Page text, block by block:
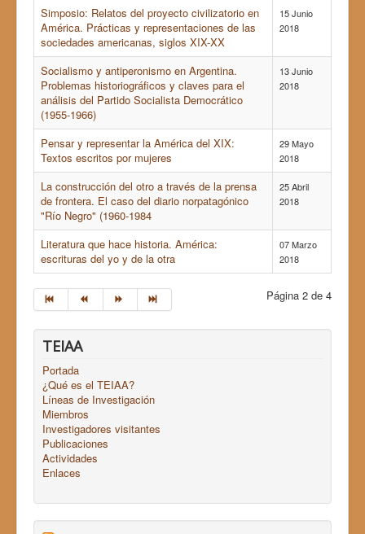
Simposio: Relatos del proyecto civilizatorio en
América. Prácticas y representaciones de las
sociedades americanas, siglos XIX-XX
15 Junio
2018
Socialismo y antiperonismo en Argentina.
Problemas historiográficos y claves para el
análisis del Partido Socialista Democrático
(1955-1966)
13 Junio
2018
Pensar y representar la América del XIX:
Textos escritos por mujeres
29 Mayo
2018
La construcción del otro a través de la prensa
de frontera. El caso del diario norpatagónico
"Río Negro" (1960-1984
25 Abril
2018
Literatura que hace historia. América:
escrituras del yo y de la otra
07 Marzo
2018
Página 2 de 4
TEIAA
Portada
¿Qué es el TEIAA?
Líneas de Investigación
Miembros
Investigadores visitantes
Publicaciones
Actividades
Enlaces